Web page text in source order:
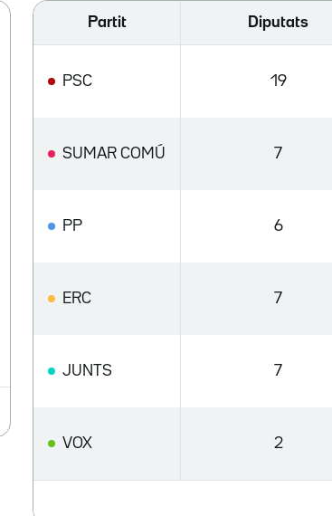
Partit Diputats
PSC 19
SUMAR COMÚ 7
PP 6
ERC 7
JUNTS 7
VOX 2